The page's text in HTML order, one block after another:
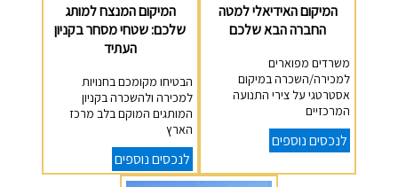
המיקום האידיאלי למטה
החברה הבא שלכם
משרדים מפוארים
למכירה/השכרה במיקום
אסטרטגי על צירי התנועה
המרכזיים
לנכסים נוספים
המיקום המנצח למותג
שלכם: שטחי מסחר בקניון
העתיד
הבטיחו מקומכם בחנויות
למכירה ולהשכרה בקניון
המותגים המוקם בלב מרכז
הארץ
לנכסים נוספים